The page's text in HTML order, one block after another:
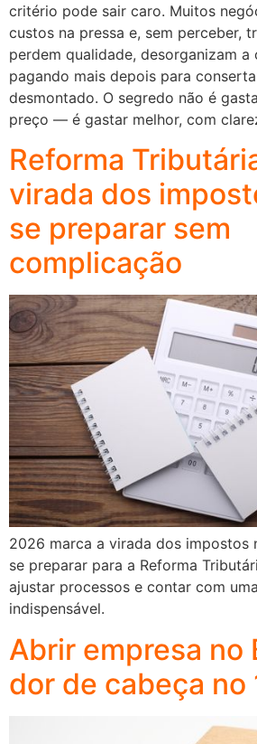
critério pode sair caro. Muitos
custos na pressa e, sem perceber,
perdem qualidade, desorganizam a
pagando mais depois para
desmontado. O segredo não é
preço — é gastar melhor, com
Reforma
virada dos
se preparar sem
complicação
2026 marca a virada dos impostos
se preparar para a Reforma
ajustar processos e contar com
indispensável.
Abrir empresa no
dor de cabeça no